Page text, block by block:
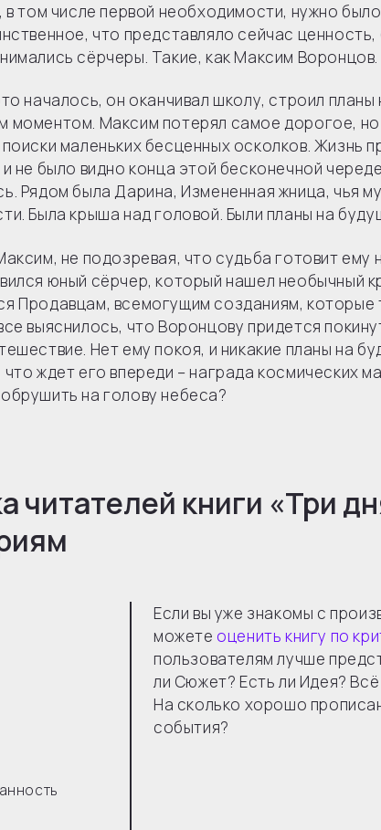
в том числе первой необходимости, нужно
что представляло сейчас
сёрчеры. Такие, как Максим Воронцов.
началось, он оканчивал школу, строил
моментом. Максим потерял самое дорогое, но
маленьких бесценных осколков. Жизнь
не было видно конца этой бесконечной
Рядом была Дарина, Измененная жница, чья
Была крыша над головой. Были планы на
не подозревая, что судьба готовит ему
юный сёрчер, который нашел необычный
Продавцам, всемогущим созданиям, которые
выяснилось, что Воронцову придется
Нет ему покоя, и никакие планы на
ждет его впереди – награда космических
на голову небеса?
читателей книги «Три
Если вы уже знакомы с
можете оценить книгу по
пользователям лучше
ли Сюжет? Есть ли Идея?
На сколько хорошо
события?